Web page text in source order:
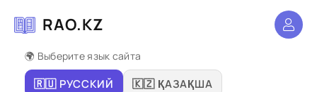
RAO.KZ
🌍 Выберите язык сайта
🇷🇺 РУССКИЙ 🇰🇿 ҚАЗАҚША